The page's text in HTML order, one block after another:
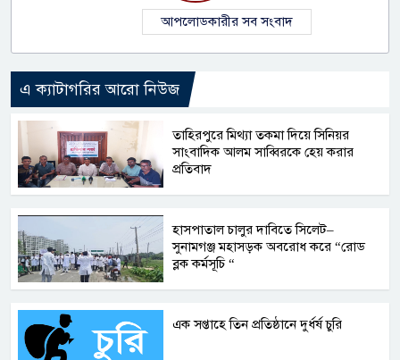
আপলোডকারীর সব সংবাদ
এ ক্যাটাগরির আরো নিউজ
তাহিরপুরে মিথ্যা তকমা দিয়ে সিনিয়র
সাংবাদিক আলম সাব্বিরকে হেয় করার
প্রতিবাদ
হাসপাতাল চালুর দাবিতে সিলেট–
সুনামগঞ্জ মহাসড়ক অবরোধ করে “রোড
ব্লক কর্মসূচি “
এক সপ্তাহে তিন প্রতিষ্ঠানে দুর্ধর্ষ চুরি